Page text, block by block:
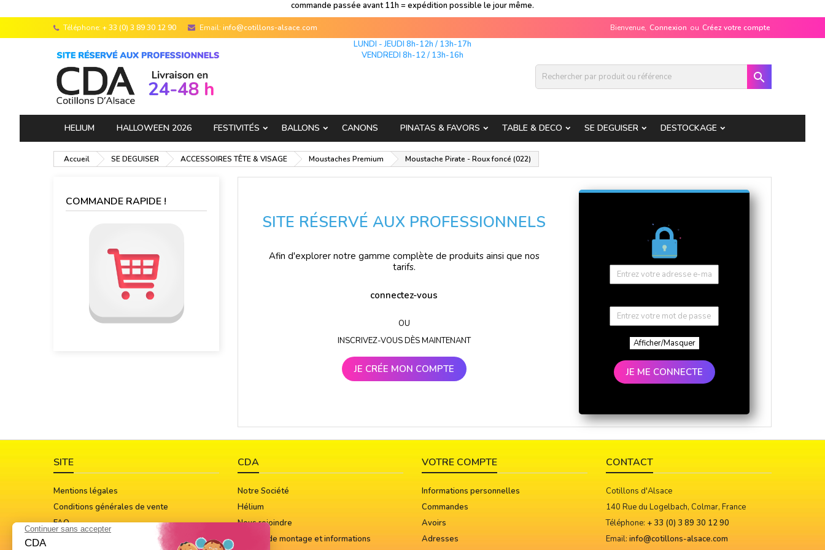
commande passée avant 11h = expédition possible le jour même.
Téléphone: + 33 (0) 3 89 30 12 90 Email: info@cotillons-alsace.com Bienvenue, Connexion ou Créez votre compte

LUNDI - JEUDI 8h-12h / 13h-17h
VENDREDI 8h-12 / 13h-16h
HELIUM HALLOWEEN 2026 FESTIVITÉS BALLONS CANONS PINATAS & FAVORS TABLE & DECO SE DEGUISER DESTOCKAGE
Accueil SE DEGUISER ACCESSOIRES TÊTE & VISAGE Moustaches Premium Moustache Pirate - Roux foncé (022)
COMMANDE RAPIDE !
SITE RÉSERVÉ AUX PROFESSIONNELS
Afin d'explorer notre gamme complète de produits ainsi que nos
tarifs.
connectez-vous
OU
INSCRIVEZ-VOUS DÈS MAINTENANT
JE CRÉE MON COMPTE
Afficher/Masquer
JE ME CONNECTE
SITE
Mentions légales
Conditions générales de vente
FAQ
CDA
Notre Société
Hélium
Nous rejoindre
Notices de montage et informations
VOTRE COMPTE
Informations personnelles
Commandes
Avoirs
Adresses
CONTACT
Cotillons d'Alsace
140 Rue du Logelbach, Colmar, France
Téléphone: + 33 (0) 3 89 30 12 90
Email: info@cotillons-alsace.com